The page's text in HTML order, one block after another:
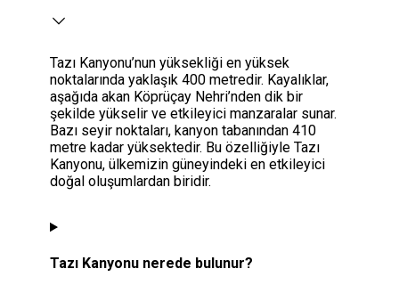
Tazı Kanyonu’nun yüksekliği en yüksek
noktalarında yaklaşık 400 metredir. Kayalıklar,
aşağıda akan Köprüçay Nehri’nden dik bir
şekilde yükselir ve etkileyici manzaralar sunar.
Bazı seyir noktaları, kanyon tabanından 410
metre kadar yüksektedir. Bu özelliğiyle Tazı
Kanyonu, ülkemizin güneyindeki en etkileyici
doğal oluşumlardan biridir.
Tazı Kanyonu nerede bulunur?